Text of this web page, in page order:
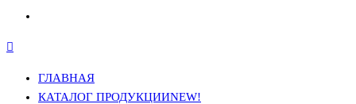
ГЛАВНАЯ
КАТАЛОГ ПРОДУКЦИИNEW!